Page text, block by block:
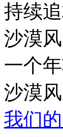
持续
沙漠
一个
沙漠
我们